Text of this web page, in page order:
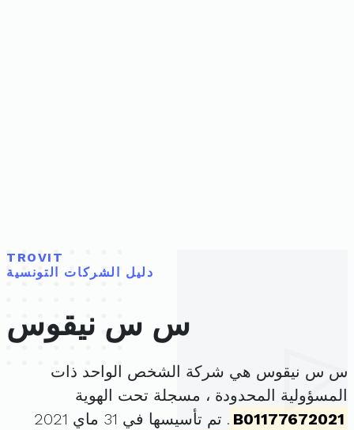
TROVIT
دليل الشركات التونسية
س س نيقوس
س س نيقوس هي شركة الشخص الواحد ذات
المسؤولية المحدودة ، مسجلة تحت الهوية
B01177672021
. تم تأسيسها في 31 ماي 2021